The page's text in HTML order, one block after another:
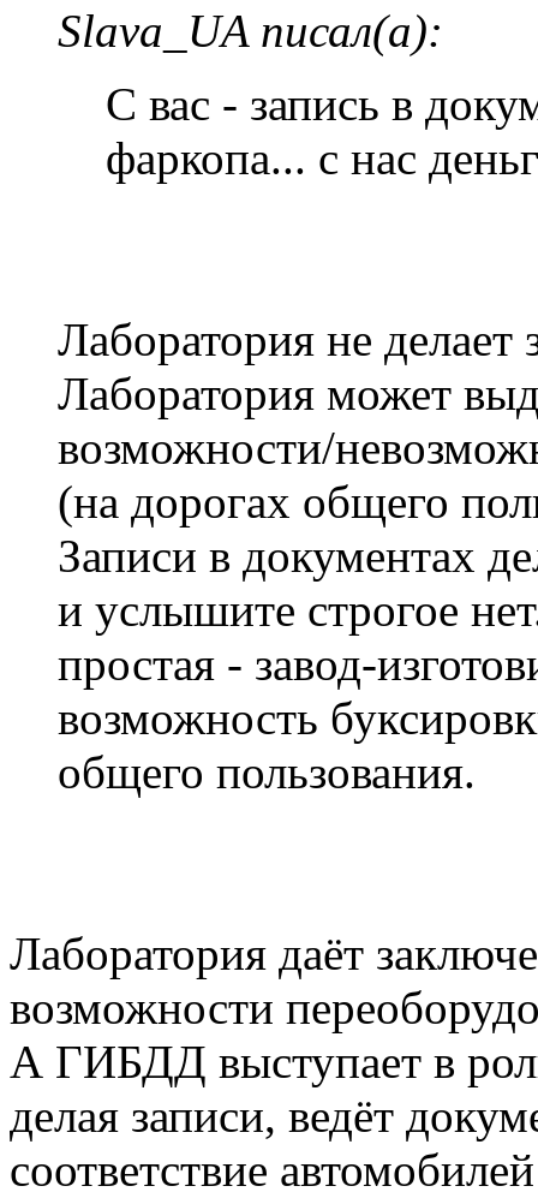
Slava_UA писал(а):
С вас - запись в
фаркопа... с нас
Лаборатория не делает
Лаборатория может
возможности/
(на дорогах общего
Записи в документах
и услышите строгое
простая - завод-
возможность
общего пользования.
Лаборатория даёт
возможности
А ГИБДД выступает в
делая записи, ведёт
соответствие